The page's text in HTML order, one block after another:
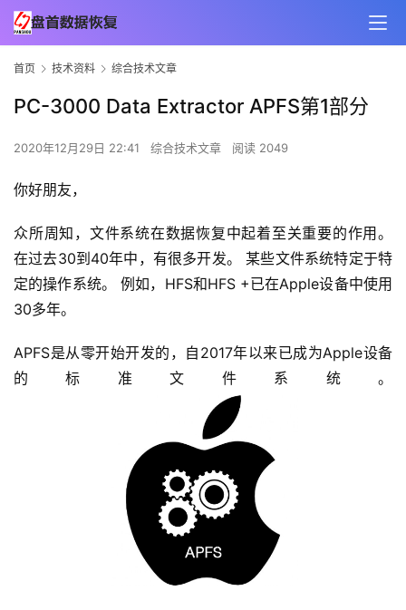
首页 技术资料 综合技术文章
PC-3000 Data Extractor APFS第1部分
2020年12月29日 22:41 综合技术文章 阅读 2049
你好朋友，
众所周知，文件系统在数据恢复中起着至关重要的作用。
在过去30到40年中，有很多开发。 某些文件系统特定于特
定的操作系统。 例如，HFS和HFS +已在Apple设备中使用
30多年。
APFS是从零开始开发的，自2017年以来已成为Apple设备
的标准文件系统。